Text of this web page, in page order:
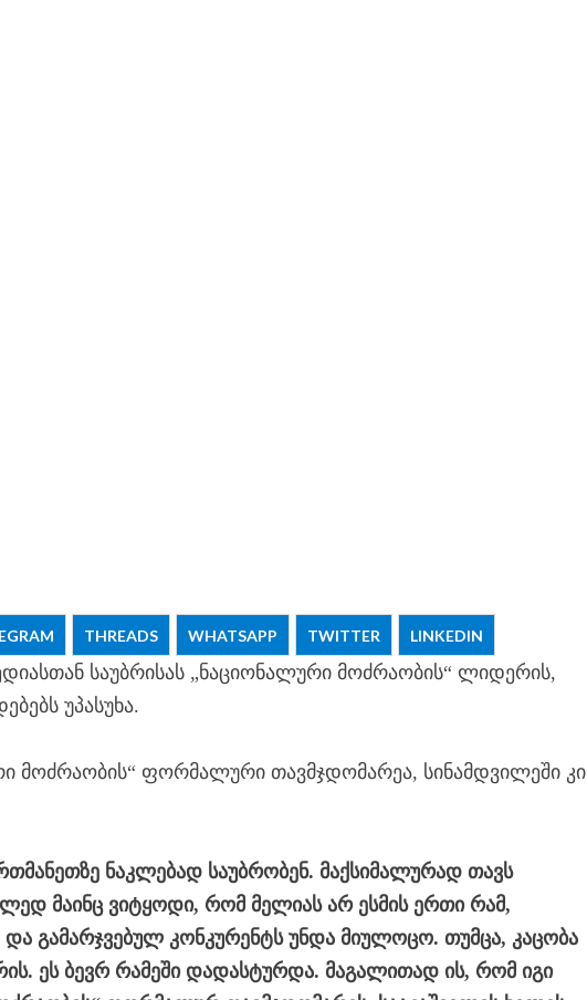
THREADS WHATSAPP TWITTER LINKEDIN
საუბრისას „ნაციონალური მოძრაობის“ ლიდერის,
უპასუხა.
მოძრაობის“ ფორმალური თავმჯდომარეა, სინამდვილეში კი
ნაკლებად საუბრობენ. მაქსიმალურად თავს
მაინც ვიტყოდი, რომ მელიას არ ესმის ერთი რამ,
გამარჯვებულ კონკურენტს უნდა მიულოცო. თუმცა, კაცობა
ეს ბევრ რამეში დადასტურდა. მაგალითად ის, რომ იგი